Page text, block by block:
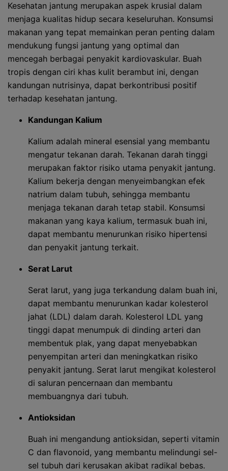
Kesehatan jantung merupakan aspek krusial dalam
menjaga kualitas hidup secara keseluruhan. Konsumsi
makanan yang tepat memainkan peran penting dalam
mendukung fungsi jantung yang optimal dan
mencegah berbagai penyakit kardiovaskular. Buah
tropis dengan ciri khas kulit berambut ini, dengan
kandungan nutrisinya, dapat berkontribusi positif
terhadap kesehatan jantung.
Kandungan Kalium
Kalium adalah mineral esensial yang membantu
mengatur tekanan darah. Tekanan darah tinggi
merupakan faktor risiko utama penyakit jantung.
Kalium bekerja dengan menyeimbangkan efek
natrium dalam tubuh, sehingga membantu
menjaga tekanan darah tetap stabil. Konsumsi
makanan yang kaya kalium, termasuk buah ini,
dapat membantu menurunkan risiko hipertensi
dan penyakit jantung terkait.
Serat Larut
Serat larut, yang juga terkandung dalam buah ini,
dapat membantu menurunkan kadar kolesterol
jahat (LDL) dalam darah. Kolesterol LDL yang
tinggi dapat menumpuk di dinding arteri dan
membentuk plak, yang dapat menyebabkan
penyempitan arteri dan meningkatkan risiko
penyakit jantung. Serat larut mengikat kolesterol
di saluran pencernaan dan membantu
membuangnya dari tubuh.
Antioksidan
Buah ini mengandung antioksidan, seperti vitamin
C dan flavonoid, yang membantu melindungi sel-
sel tubuh dari kerusakan akibat radikal bebas.